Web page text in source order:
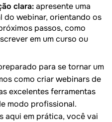
clara:apresente uma
do webinar, orientando os
passos, como
em um curso ou
para se tornar um
como criar webinars de
excelentes ferramentas
modo profissional.
aqui em prática, você vai